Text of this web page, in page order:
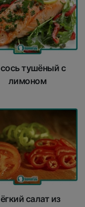
тушёный с
лимоном
салат из